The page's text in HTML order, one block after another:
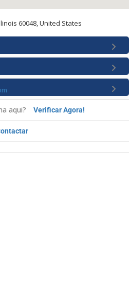
60048, United States
aqui? Verificar Agora!